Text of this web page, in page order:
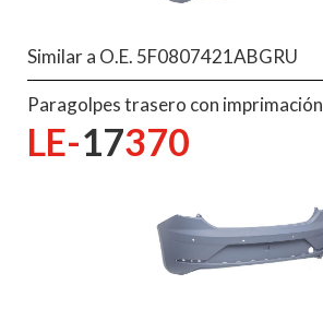
Similar a O.E. 5F0807421ABGRU
Paragolpes trasero con imprimación
LE-17370